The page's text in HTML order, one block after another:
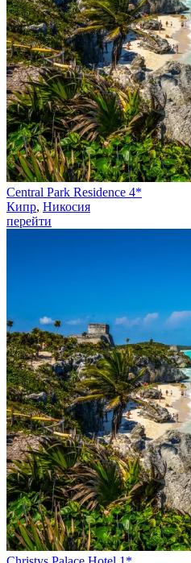
Central Park Residence 4*
Кипр, Никосия
перейти